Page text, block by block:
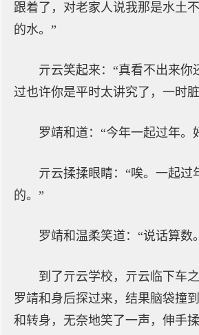
跟着了，对老家人说我那是水土
的水。”
亓云笑起来：“真看不出来
过也许你是平时太讲究了，一时
罗靖和道：“今年一起过年。
亓云揉揉眼睛：“唉。一起过
的。”
罗靖和温柔笑道：“说话算数
到了亓云学校，亓云临下车
罗靖和身后探过来，结果脑袋撞
和转身，无奈地笑了一声，伸手